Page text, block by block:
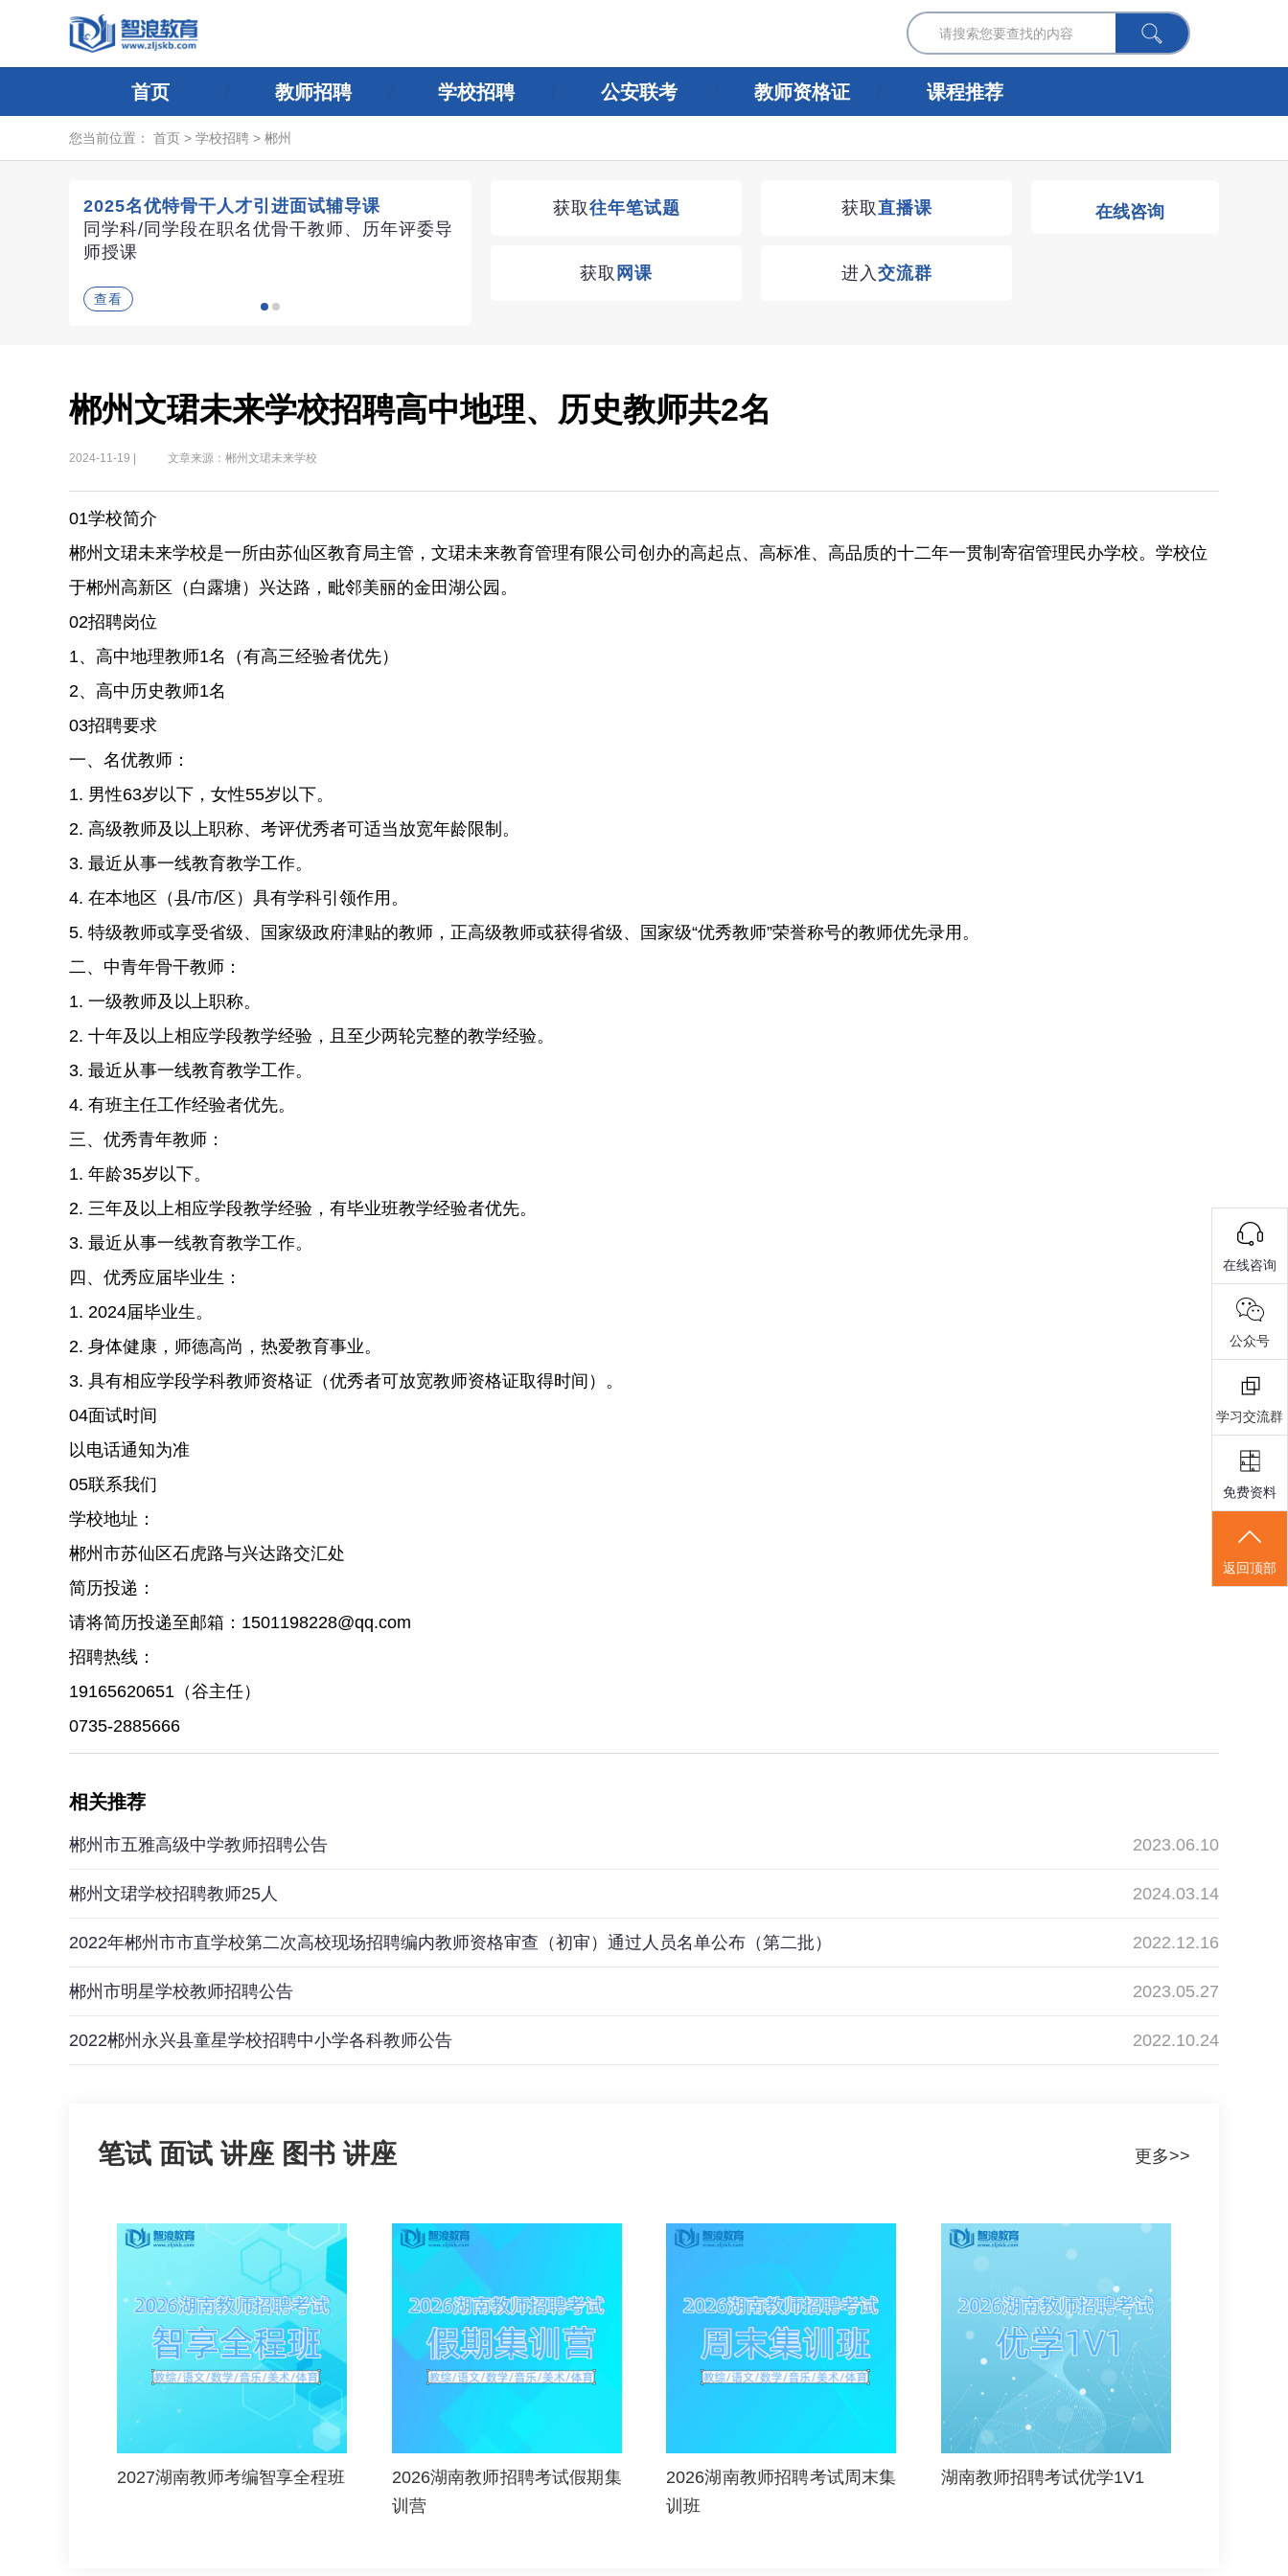
首页 教师招聘 学校招聘 公安联考 教师资格证 课程推荐
您当前位置： 首页 > 学校招聘 > 郴州
2025名优特骨干人才引进面试辅导课
同学科/同学段在职名优骨干教师、历年评委导
师授课
查看
湖南教师招聘考试优学无忧VIP课程
获取往年笔试题 获取直播课
获取 网课 进入 交流群
在线咨询
郴州文珺未来学校招聘高中地理、历史教师共2名
2024-11-19 | 文章来源：郴州文珺未来学校
01学校简介
郴州文珺未来学校是一所由苏仙区教育局主管，文珺未来教育管理有限公司创办的高起点、高标准、高品质的十二年一贯制寄宿管理民办学校。学校位
于郴州高新区（白露塘）兴达路，毗邻美丽的金田湖公园。
02招聘岗位
1、高中地理教师1名（有高三经验者优先）
2、高中历史教师1名
03招聘要求
一、名优教师：
1. 男性63岁以下，女性55岁以下。
2. 高级教师及以上职称、考评优秀者可适当放宽年龄限制。
3. 最近从事一线教育教学工作。
4. 在本地区（县/市/区）具有学科引领作用。
5. 特级教师或享受省级、国家级政府津贴的教师，正高级教师或获得省级、国家级“优秀教师”荣誉称号的教师优先录用。
二、中青年骨干教师：
1. 一级教师及以上职称。
2. 十年及以上相应学段教学经验，且至少两轮完整的教学经验。
3. 最近从事一线教育教学工作。
4. 有班主任工作经验者优先。
三、优秀青年教师：
1. 年龄35岁以下。
2. 三年及以上相应学段教学经验，有毕业班教学经验者优先。
3. 最近从事一线教育教学工作。
四、优秀应届毕业生：
1. 2024届毕业生。
2. 身体健康，师德高尚，热爱教育事业。
3. 具有相应学段学科教师资格证（优秀者可放宽教师资格证取得时间）。
04面试时间
以电话通知为准
05联系我们
学校地址：
郴州市苏仙区石虎路与兴达路交汇处
简历投递：
请将简历投递至邮箱：1501198228@qq.com
招聘热线：
19165620651（谷主任）
0735-2885666
相关推荐
郴州市五雅高级中学教师招聘公告 2023.06.10
郴州文珺学校招聘教师25人 2024.03.14
2022年郴州市市直学校第二次高校现场招聘编内教师资格审查（初审）通过人员名单公布（第二批） 2022.12.16
郴州市明星学校教师招聘公告 2023.05.27
2022郴州永兴县童星学校招聘中小学各科教师公告 2022.10.24
笔试 面试 讲座 图书 讲座 更多>>
2027湖南教师考编智享全程班
2026湖南教师招聘考试假期集
训营
2026湖南教师招聘考试周末集
训班
湖南教师招聘考试优学1V1
在线咨询
公众号
学习交流群
免费资料
返回顶部